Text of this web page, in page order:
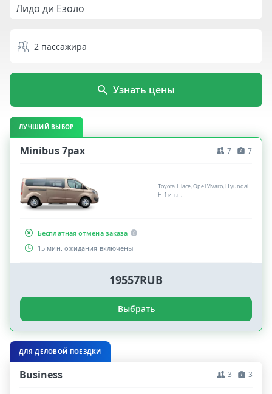
2 пассажира
Узнать цены
ЛУЧШИЙ ВЫБОР
Minibus 7pax 7 7
Toyota Hiace, Opel Vivaro, Hyundai
H-1 и т.п.
Бесплатная отмена заказа
15 мин. ожидания включены
19557RUB
Выбрать
ДЛЯ ДЕЛОВОЙ ПОЕЗДКИ
Business 3 3